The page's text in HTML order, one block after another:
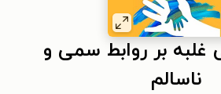
بر روابط سمی و
ناسالم